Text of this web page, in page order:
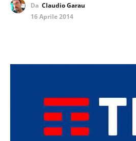
Da Claudio Garau
16 Aprile 2014